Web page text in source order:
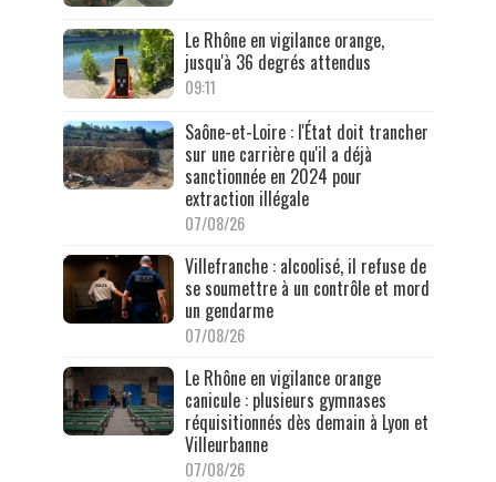
Le Rhône en vigilance orange,
jusqu'à 36 degrés attendus
09:11
Saône-et-Loire : l'État doit trancher
sur une carrière qu'il a déjà
sanctionnée en 2024 pour
extraction illégale
07/08/26
Villefranche : alcoolisé, il refuse de
se soumettre à un contrôle et mord
un gendarme
07/08/26
Le Rhône en vigilance orange
canicule : plusieurs gymnases
réquisitionnés dès demain à Lyon et
Villeurbanne
07/08/26